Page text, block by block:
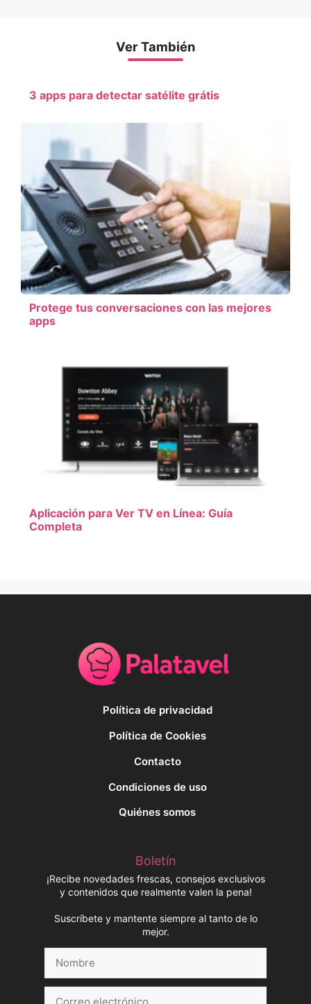
Ver También
3 apps para detectar satélite grátis
Protege tus conversaciones con las mejores
apps
Aplicación para Ver TV en Línea: Guía
Completa
Política de privacidad
Política de Cookies
Contacto
Condiciones de uso
Quiénes somos
Boletín
¡Recibe novedades frescas, consejos exclusivos
y contenidos que realmente valen la pena!
Suscríbete y mantente siempre al tanto de lo
mejor.